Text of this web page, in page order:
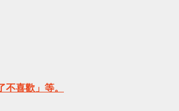
喜歡」等。